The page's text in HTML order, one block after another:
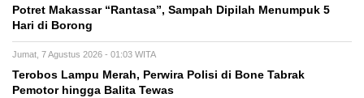
Potret Makassar “Rantasa”, Sampah Dipilah Menumpuk 5
Hari di Borong
Jumat, 7 Agustus 2026 - 01:03 WITA
Terobos Lampu Merah, Perwira Polisi di Bone Tabrak
Pemotor hingga Balita Tewas